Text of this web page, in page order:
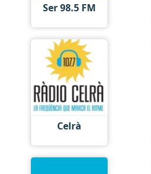
Ser 98.5 FM
Celrà